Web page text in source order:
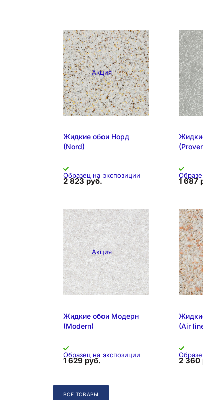
Акция
Образец на экспозиции
Складская позиция
Жидкие обои Норд
(Nord)
2 823 руб. 1 687
Акция
Образец на экспозиции
Жидкие обои Модерн
(Modern)
1 629 руб.
(Air
2 360
ВСЕ ТОВАРЫ